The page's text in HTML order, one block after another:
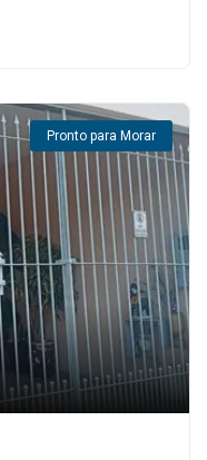
Pronto para Morar